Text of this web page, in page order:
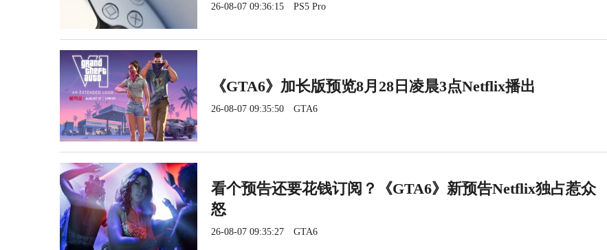
26-08-07 09:36:15 PS5 Pro
《GTA6》加长版预览8月28日凌晨3点Netflix播出
26-08-07 09:35:50 GTA6
看个预告还要花钱订阅？《GTA6》新预告Netflix独占惹众
怒
26-08-07 09:35:27 GTA6